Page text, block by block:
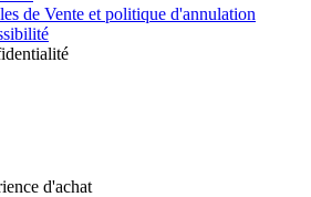
de Vente et politique d'annulation
d'achat